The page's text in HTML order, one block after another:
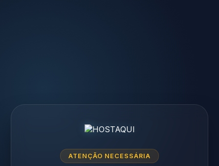
ATENÇÃO NECESSÁRIA